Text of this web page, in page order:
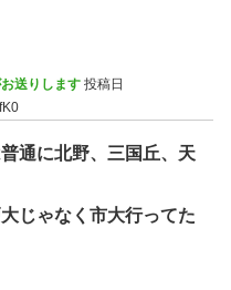
送りします 投稿日
通に北野、三国丘、天
じゃなく市大行ってた